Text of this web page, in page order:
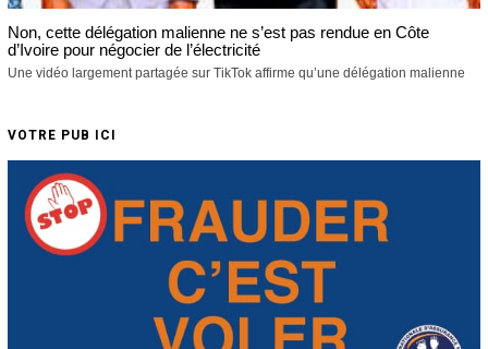
Non, cette délégation malienne ne s’est pas rendue en Côte
d’Ivoire pour négocier de l’électricité
Une vidéo largement partagée sur TikTok affirme qu’une délégation malienne
VOTRE PUB ICI